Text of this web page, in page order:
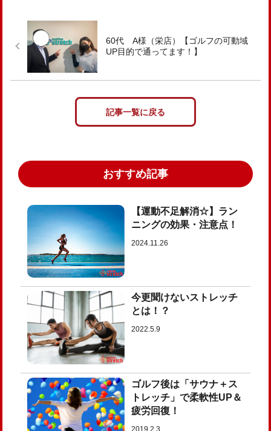
60代 A様（栄店）【ゴルフの可動域
UP目的で通ってます！】
記事一覧に戻る
おすすめ記事
【運動不足解消☆】ラン
ニングの効果・注意点！
2024.11.26
今更聞けないストレッチ
とは！？
2022.5.9
ゴルフ後は「サウナ＋ス
トレッチ」で柔軟性UP＆
疲労回復！
2019.2.3